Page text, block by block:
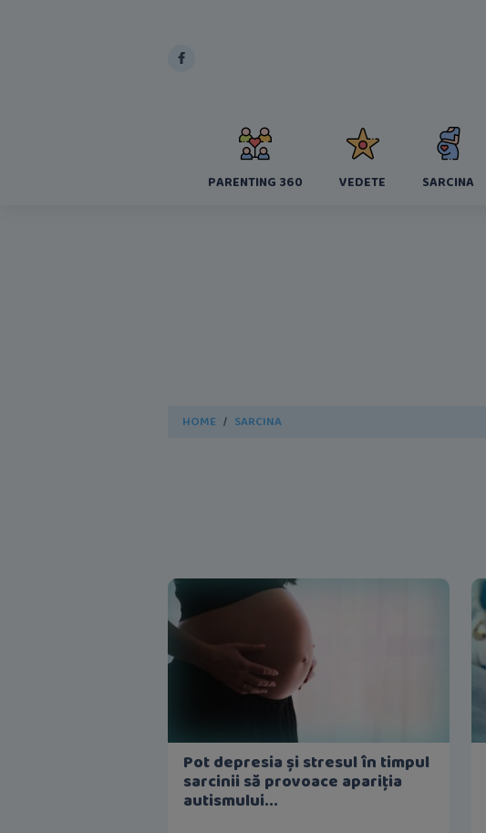
PARENTING 360 VEDETE SARCINA
HOME SARCINA
Pot depresia și stresul în timpul
sarcinii să provoace apariția
autismului...